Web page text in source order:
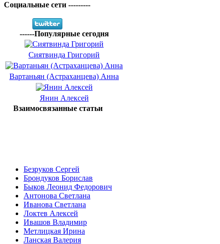
Социальные сети ---------
------Популярные сегодня
Сиятвинда Григорий
Вартаньян (Астраханцева) Анна
Янин Алексей
Взаимосвязанные статьи
Безруков Сергей
Брондуков Борислав
Быков Леонид Федорович
Антонова Светлана
Иванова Светлана
Локтев Алексей
Ивашов Владимир
Метлицкая Ирина
Ланская Валерия